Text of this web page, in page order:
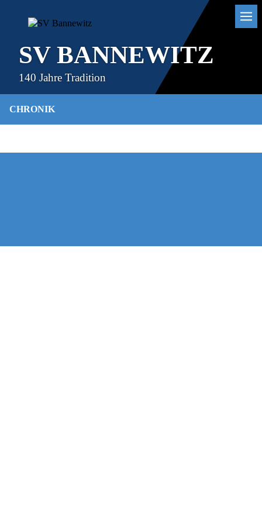
SV BANNEWITZ
140 Jahre Tradition
CHRONIK